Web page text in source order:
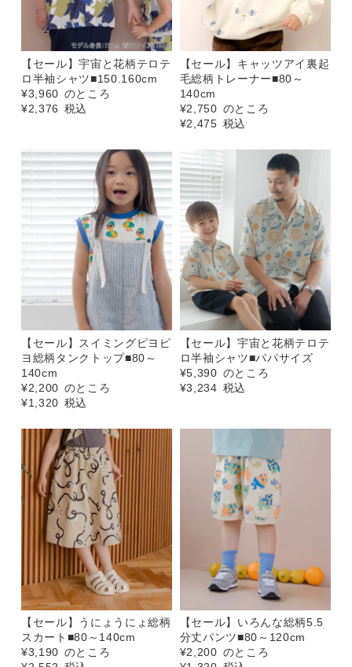
【セール】宇宙と花柄テロテ
ロ半袖シャツ■150.160cm
¥3,960 のところ
¥2,376 税込
【セール】キャッツアイ裏起
毛総柄トレーナー■80～
140cm
¥2,750 のところ
¥2,475 税込
【セール】スイミングピヨピ
ヨ総柄タンクトップ■80～
140cm
¥2,200 のところ
¥1,320 税込
【セール】宇宙と花柄テロテ
ロ半袖シャツ■パパサイズ
¥5,390 のところ
¥3,234 税込
【セール】うにょうにょ総柄
スカート■80～140cm
¥3,190 のところ
【セール】いろんな総柄5.5
分丈パンツ■80～120cm
¥2,200 のところ